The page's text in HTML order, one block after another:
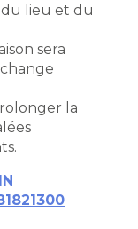
lieu et du
sera
la